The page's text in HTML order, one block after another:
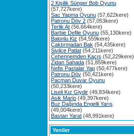
2 Kişilik Sünger Bob Oyunu
(57,727kere)
Sac Yapma Oyunu (57,622kere)
Patronu Döv 2 (57,053kere)
Terlik At (56,664kere)
Barbie Defile Oyunu (55,130kere)
Balonlu Kiz (54,559kere)
Çaktırmadan Bak (54,435kere)
Sivilce Patlat (54,211kere)
Cehennemden Kaçış (52,229kere)
Zidan Sahada (51,859kere)
Nefis Pastalar Yap (50,477kere)
Patronu Döv (50,421kere)
Pacman Duvar Oyunu
(50,233kere)
Liseli Kız Giydir (49,834kere)
Asik Mario (49,397kere)
Buz Dağında Engelli Yarış
(49,004kere)
Bastan Yarat (48,991kere)
Yeniler